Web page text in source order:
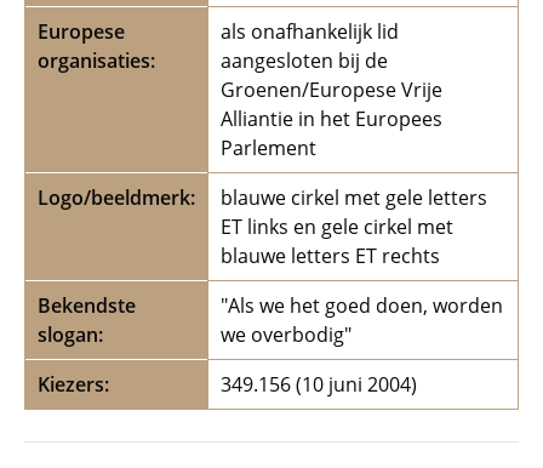
Europese
organisaties:
als onafhankelijk lid
aangesloten bij de
Groenen/Europese Vrije
Alliantie in het Europees
Parlement
Logo/beeldmerk:
blauwe cirkel met gele letters
ET links en gele cirkel met
blauwe letters ET rechts
Bekendste
slogan:
"Als we het goed doen, worden
we overbodig"
Kiezers: 349.156 (10 juni 2004)